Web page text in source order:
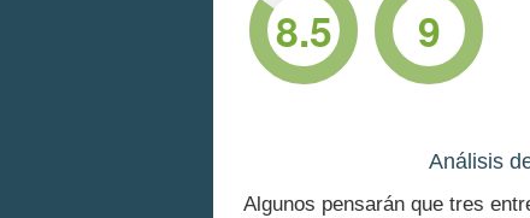
8.5 9
Análisis
Algunos pensarán que tres